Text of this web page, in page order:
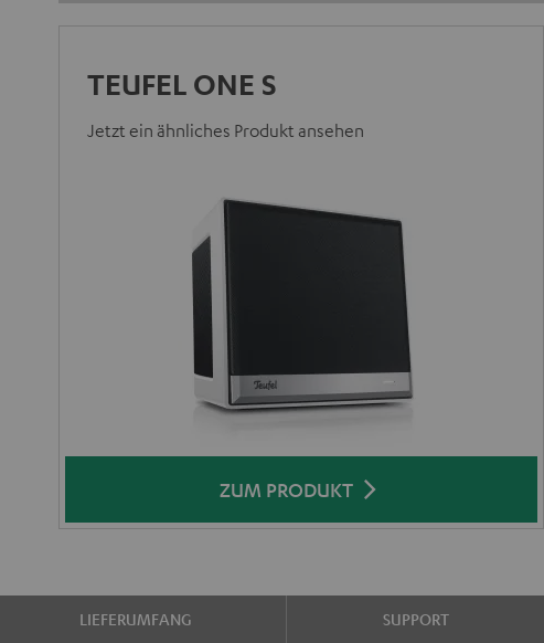
TEUFEL ONE S
Jetzt ein ähnliches Produkt ansehen
ZUM PRODUKT
LIEFERUMFANG SUPPORT